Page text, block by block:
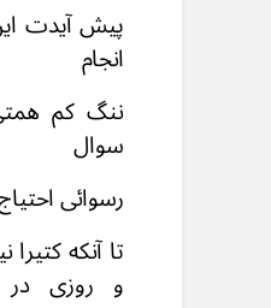
پیش آیدت
انجام
ننگ کم
سوال
رسوائی
تا آنکه کتیرا
و روزی در